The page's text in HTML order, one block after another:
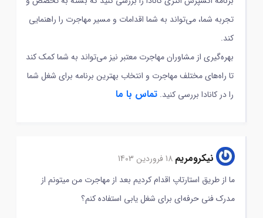
تجربه شما، می‌تواند به شما اقدامات و مسیر مهاجرت را راهنمایی
کند.
بهره‌گیری از مشاوران مهاجرت معتبر نیز می‌تواند به شما کمک کند
تا راه‌های مختلف مهاجرت و انتخاب بهترین برنامه برای شغل شما
را در کانادا بررسی کنید. تماس با ما
نیکرومریم 18 فروردین 1403
ما از طریق استارتاپ اقدام کردیم بعد از مهاجرت من میتونم از
مدرک فنی حرفه‌ای برای شغل یابی استفاده کنم؟